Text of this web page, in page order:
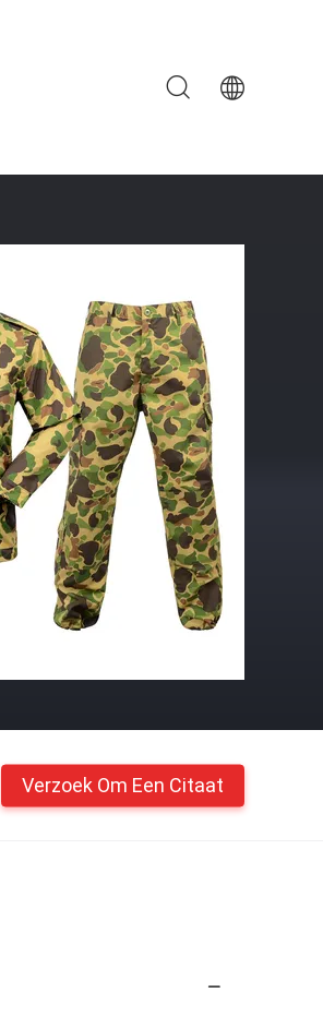
Verzoek Om Een Citaat